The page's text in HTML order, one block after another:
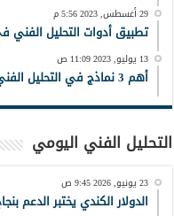
29 أغسطس, 2023 5:56 م
تطبيق أدوات التحليل الفني
13 يوليو, 2023 11:09 ص
أهم 3 نماذج في التحليل الفني
التحليل الفني اليومي
23 يونيو, 2026 9:45 ص
الدولار الكندي يختبر الدعم بنجاح 23-6-